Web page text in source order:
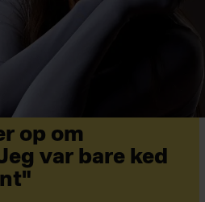
op om
var bare ked